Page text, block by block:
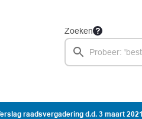
Zoeken
raadsvergadering d.d. 3 maart 2021